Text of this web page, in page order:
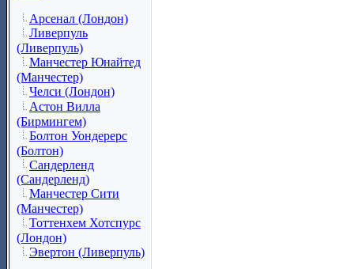
Арсенал (Лондон)
Ливерпуль
(Ливерпуль)
Манчестер Юнайтед
(Манчестер)
Челси (Лондон)
Астон Вилла
(Бирмингем)
Болтон Уондерерс
(Болтон)
Сандерленд
(Сандерленд)
Манчестер Сити
(Манчестер)
Тоттенхем Хотспурс
(Лондон)
Эвертон (Ливерпуль)